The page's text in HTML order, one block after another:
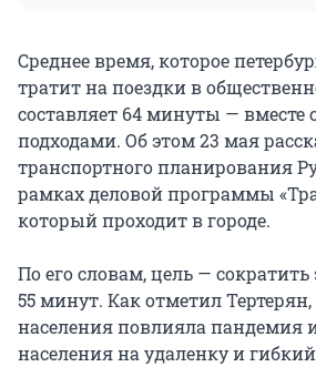
Среднее время, которое
тратит на поездки в
составляет 64 минуты — вместе
подходами. Об этом23 мая
транспортного планирования
рамках деловой программы
который проходит в городе.
По его словам, цель — сократить
55 минут. Как отметил
населения повлияла пандемия и
населения на удаленку и